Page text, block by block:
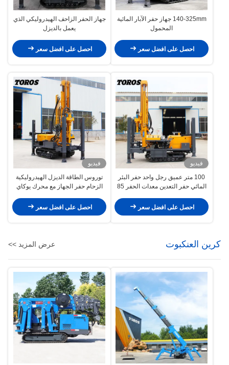
140-325mm جهاز حفر الآبار المائية
المحمول
احصل على افضل سعر
جهاز الحفر الزاحف الهيدروليكي الذي
يعمل بالديزل
احصل على افضل سعر
فيديو
100 متر عميق رجل واحد حفر البئر
المائي حفر التعدين معدات الحفر 85
احصل على افضل سعر
فيديو
توروس الطاقة الديزل الهيدروليكية
الزحام حفر الجهاز مع محرك يوكاي
احصل على افضل سعر
كرين العنكبوت عرض المزيد >>